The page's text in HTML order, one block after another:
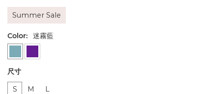
Summer Sale
Color: 迷霧藍
尺寸
S
M L